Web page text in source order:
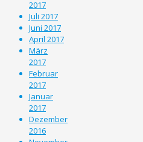
2017
Juli 2017
Juni 2017
April 2017
März
2017
Februar
2017
Januar
2017
Dezember
2016